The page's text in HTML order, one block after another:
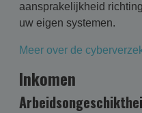
aansprakelijkheid
uw eigen systemen.
Meer over de
Inkomen